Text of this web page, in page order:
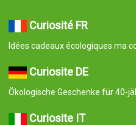
Curiosité FR
Idées cadeaux écologiques ma
Curiosite DE
Ökologische Geschenke für 40-
Curiosite IT